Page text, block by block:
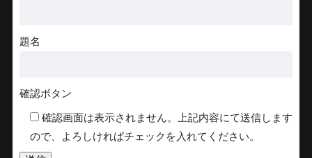
題名
確認ボタン
確認画面は表示されません。上記内容にて送信します
ので、よろしければチェックを入れてください。